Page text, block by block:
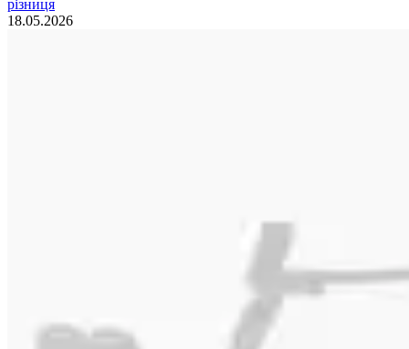
різниця
18.05.2026